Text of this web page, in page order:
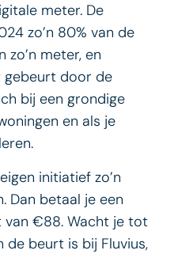
meter. De
zo’n 80% van de
zo’n meter, en
gebeurt door de
bij een grondige
en als je
initiatief zo’n
Dan betaal je een
van €88. Wacht je tot
de beurt is bij Fluvius,